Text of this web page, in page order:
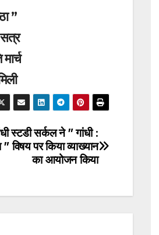
”
सत्र
स्टडी सर्कल ने ” गांधी :
विषय पर किया व्याख्यान
का आयोजन किया